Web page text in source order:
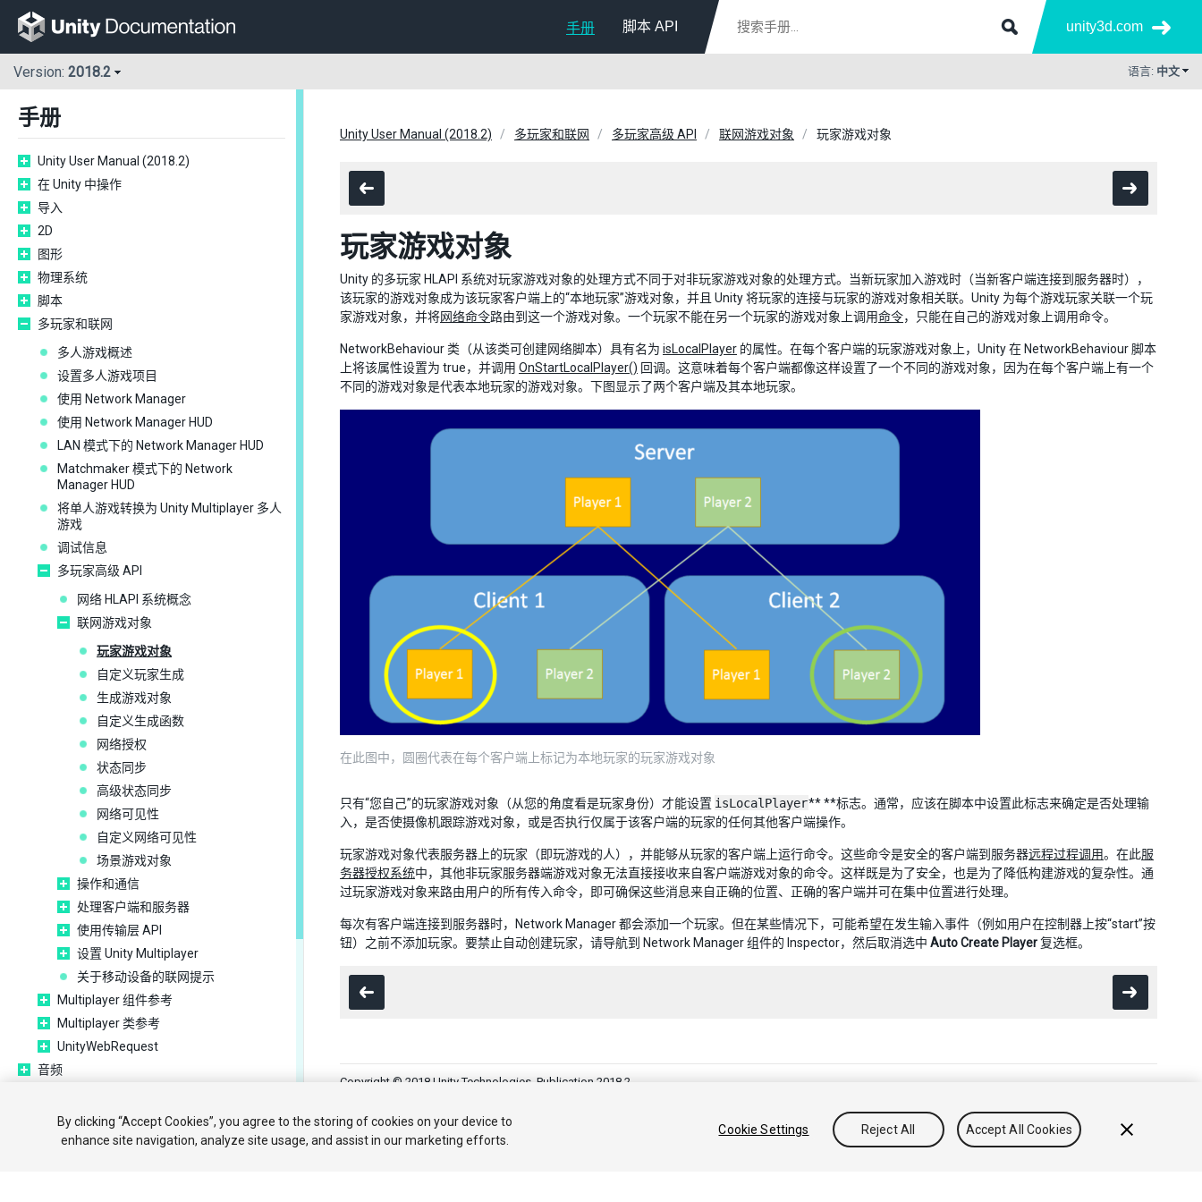
手册 脚本 API unity3d.com
Version: 2018.2 语言: 中文
手册
Unity User Manual (2018.2)
在 Unity 中操作
导入
2D
图形
物理系统
脚本
多玩家和联网
多人游戏概述
设置多人游戏项目
使用 Network Manager
使用 Network Manager HUD
LAN 模式下的 Network Manager HUD
Matchmaker 模式下的 Network
Manager HUD
将单人游戏转换为 Unity Multiplayer 多人
游戏
调试信息
多玩家高级 API
网络 HLAPI 系统概念
联网游戏对象
玩家游戏对象
自定义玩家生成
生成游戏对象
自定义生成函数
网络授权
状态同步
高级状态同步
网络可见性
自定义网络可见性
场景游戏对象
操作和通信
处理客户端和服务器
使用传输层 API
设置 Unity Multiplayer
关于移动设备的联网提示
Multiplayer 组件参考
Multiplayer 类参考
UnityWebRequest
音频
时间轴
Unity User Manual (2018.2) 多玩家和联网 多玩家高级 API 联网游戏对象 玩家游戏对象
玩家游戏对象
Unity 的多玩家 HLAPI 系统对玩家游戏对象的处理方式不同于对非玩家游戏对象的处理方式。当新玩家加入游戏时（当新客户端连接到服务器时），
该玩家的游戏对象成为该玩家客户端上的“本地玩家”游戏对象，并且 Unity 将玩家的连接与玩家的游戏对象相关联。Unity 为每个游戏玩家关联一个玩
家游戏对象，并将网络命令路由到这一个游戏对象。一个玩家不能在另一个玩家的游戏对象上调用命令，只能在自己的游戏对象上调用命令。
NetworkBehaviour 类（从该类可创建网络脚本）具有名为 isLocalPlayer 的属性。在每个客户端的玩家游戏对象上，Unity 在 NetworkBehaviour 脚本
上将该属性设置为 true，并调用 OnStartLocalPlayer() 回调。这意味着每个客户端都像这样设置了一个不同的游戏对象，因为在每个客户端上有一个
不同的游戏对象是代表本地玩家的游戏对象。下图显示了两个客户端及其本地玩家。
在此图中，圆圈代表在每个客户端上标记为本地玩家的玩家游戏对象
只有“您自己”的玩家游戏对象（从您的角度看是玩家身份）才能设置 isLocalPlayer** **标志。通常，应该在脚本中设置此标志来确定是否处理输
入，是否使摄像机跟踪游戏对象，或是否执行仅属于该客户端的玩家的任何其他客户端操作。
玩家游戏对象代表服务器上的玩家（即玩游戏的人），并能够从玩家的客户端上运行命令。这些命令是安全的客户端到服务器远程过程调用。在此服
务器授权系统中，其他非玩家服务器端游戏对象无法直接接收来自客户端游戏对象的命令。这样既是为了安全，也是为了降低构建游戏的复杂性。通
过玩家游戏对象来路由用户的所有传入命令，即可确保这些消息来自正确的位置、正确的客户端并可在集中位置进行处理。
每次有客户端连接到服务器时，Network Manager 都会添加一个玩家。但在某些情况下，可能希望在发生输入事件（例如用户在控制器上按“start”按
钮）之前不添加玩家。要禁止自动创建玩家，请导航到 Network Manager 组件的 Inspector，然后取消选中 Auto Create Player复选框。
Copyright © 2018 Unity Technologies. Publication 2018.2
教程 社区答案 知识库 论坛 不要出售或分享我的个人信息
By clicking “Accept Cookies”, you agree to the storing of cookies on your device to
enhance site navigation, analyze site usage, and assist in our marketing efforts.
Cookie Settings Reject All Accept All Cookies